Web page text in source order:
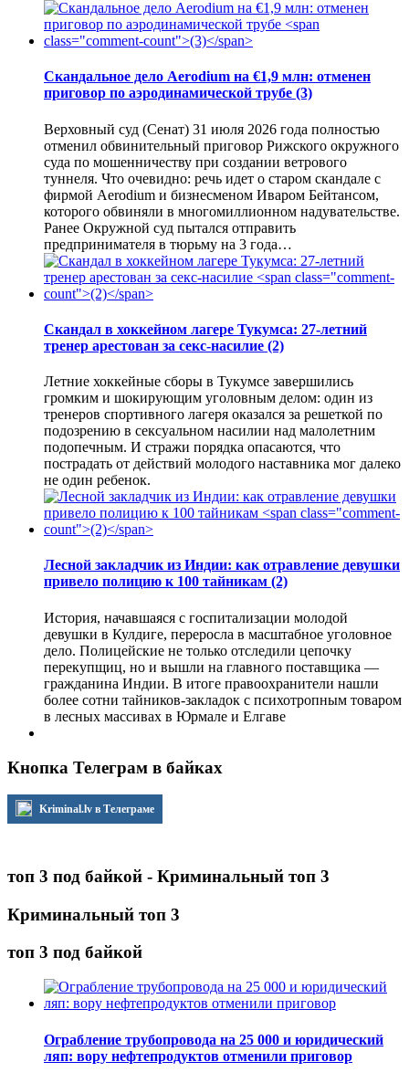
Скандальное дело Aerodium на €1,9 млн: отменен
приговор по аэродинамической трубе (3)
Верховный суд (Сенат) 31 июля 2026 года полностью
отменил обвинительный приговор Рижского окружного
суда по мошенничеству при создании ветрового
туннеля. Что очевидно: речь идет о старом скандале с
фирмой Aerodium и бизнесменом Иваром Бейтансом,
которого обвиняли в многомиллионном надувательстве.
Ранее Окружной суд пытался отправить
предпринимателя в тюрьму на 3 года…
Скандал в хоккейном лагере Тукумса: 27-летний
тренер арестован за секс-насилие (2)
Летние хоккейные сборы в Тукумсе завершились
громким и шокирующим уголовным делом: один из
тренеров спортивного лагеря оказался за решеткой по
подозрению в сексуальном насилии над малолетним
подопечным. И стражи порядка опасаются, что
пострадать от действий молодого наставника мог далеко
не один ребенок.
Лесной закладчик из Индии: как отравление девушки
привело полицию к 100 тайникам (2)
История, начавшаяся с госпитализации молодой
девушки в Кулдиге, переросла в масштабное уголовное
дело. Полицейские не только отследили цепочку
перекупщиц, но и вышли на главного поставщика —
гражданина Индии. В итоге правоохранители нашли
более сотни тайников-закладок с психотропным товаром
в лесных массивах в Юрмале и Елгаве
Кнопка Телеграм в байках
Kriminal.lv в Телеграме
топ 3 под байкой - Криминальный топ 3
Криминальный топ 3
топ 3 под байкой
Ограбление трубопровода на 25 000 и юридический
ляп: вору нефтепродуктов отменили приговор